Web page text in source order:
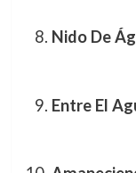
Nido De
Entre El